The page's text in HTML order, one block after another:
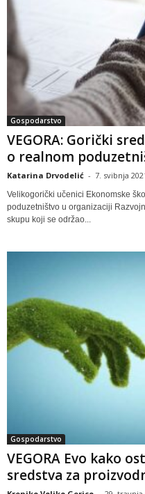
Gospodarstvo
VEGORA: Gorički
o realnom
Katarina Drvodelić - 7. svibnja
Velikogorički učenici Ekonomske
poduzetništvo u organizaciji
skupu koji se održao...
Gospodarstvo
VEGORA Evo kako
sredstva za